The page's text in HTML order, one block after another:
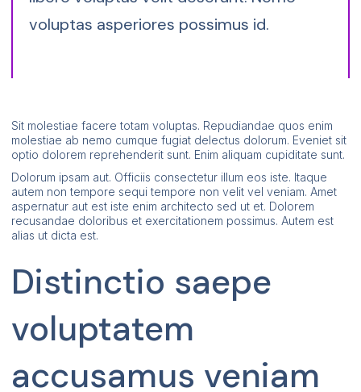
voluptas asperiores possimus id.
Sit molestiae facere totam voluptas. Repudiandae quos enim
molestiae ab nemo cumque fugiat delectus dolorum. Eveniet sit
optio dolorem reprehenderit sunt. Enim aliquam cupiditate sunt.
Dolorum ipsam aut. Officiis consectetur illum eos iste. Itaque
autem non tempore sequi tempore non velit vel veniam. Amet
aspernatur aut est iste enim architecto sed ut et. Dolorem
recusandae doloribus et exercitationem possimus. Autem est
alias ut dicta est.
Distinctio saepe
voluptatem
accusamus veniam